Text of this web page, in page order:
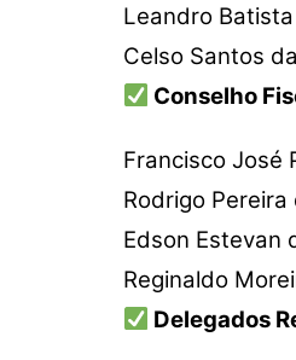
Leandro
Celso Santos
Conselho
Francisco José
Rodrigo Pereira
Edson Estevan
Reginaldo
Delegados